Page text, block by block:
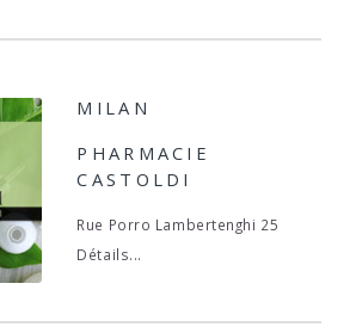
MILAN
PHARMACIE
CASTOLDI
Rue Porro Lambertenghi 25
Détails...